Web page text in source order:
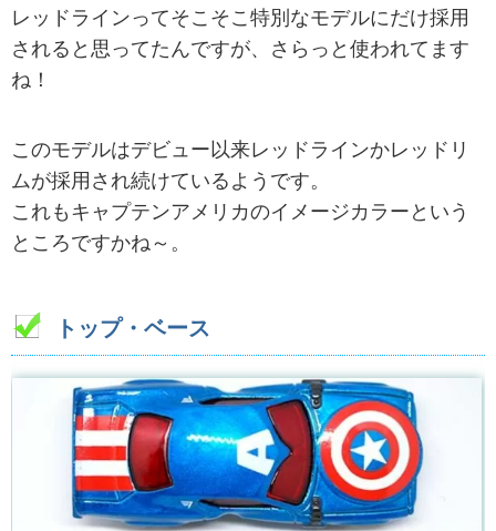
レッドラインってそこそこ特別なモデルにだけ採用
されると思ってたんですが、さらっと使われてます
ね！
このモデルはデビュー以来レッドラインかレッドリ
ムが採用され続けているようです。
これもキャプテンアメリカのイメージカラーという
ところですかね～。
トップ・ベース